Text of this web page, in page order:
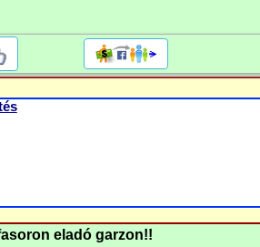
eladó garzon!!